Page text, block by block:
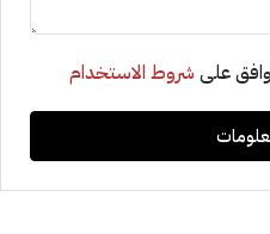
على شروط الاستخدام